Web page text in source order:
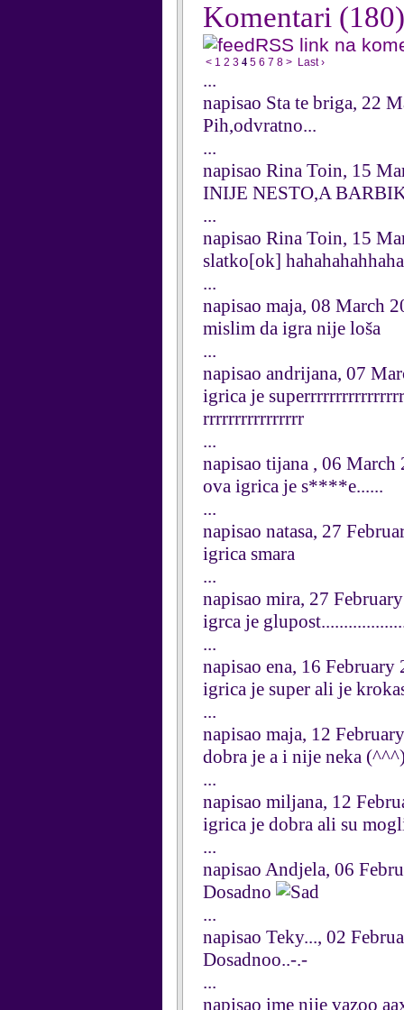
Komentari (180)
RSS link na
< 1 2 3 4 5 6 7 8 > Last ›
...
napisao Sta te briga, 22
Pih,odvratno...
...
napisao Rina Toin, 15
INIJE NESTO,A
...
napisao Rina Toin, 15
slatko[ok]
...
napisao maja, 08 March
mislim da igra nije loša
...
napisao andrijana, 07
igrica je
rrrrrrrrrrrrrrrr
...
napisao tijana , 06 March
ova igrica je s****e......
...
napisao natasa, 27
igrica smara
...
napisao mira, 27
igrca je
...
napisao ena, 16 February
igrica je super ali je
...
napisao maja, 12
dobra je a i nije neka
...
napisao miljana, 12
igrica je dobra ali su
...
napisao Andjela, 06
Dosadno
...
napisao Teky..., 02
Dosadnoo..-.-
...
napisao ime nije vazoo